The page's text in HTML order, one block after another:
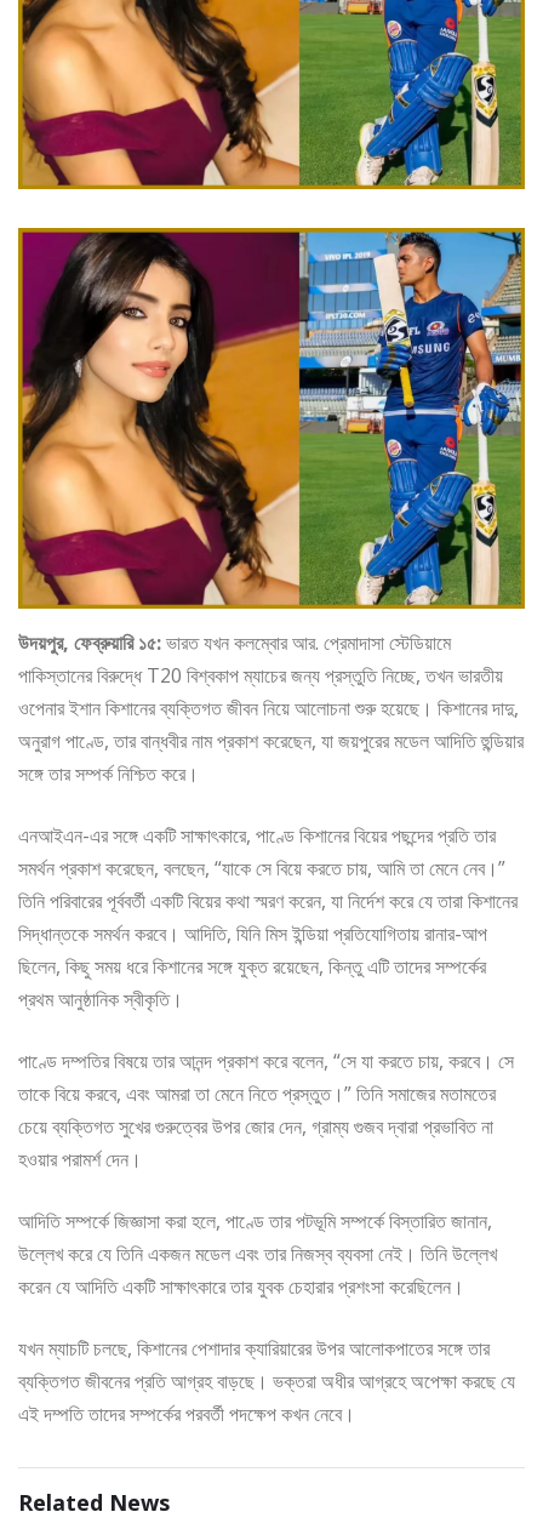
উদয়পুর, ফেব্রুয়ারি ১৫:ভারত যখন কলম্বোর আর. প্রেমাদাসা স্টেডিয়ামে
পাকিস্তানের বিরুদ্ধে T20 বিশ্বকাপ ম্যাচের জন্য প্রস্তুতি নিচ্ছে, তখন ভারতীয়
ওপেনার ইশান কিশানের ব্যক্তিগত জীবন নিয়ে আলোচনা শুরু হয়েছে। কিশানের দাদু,
অনুরাগ পাণ্ডে, তার বান্ধবীর নাম প্রকাশ করেছেন, যা জয়পুরের মডেল আদিতি হুন্ডিয়ার
সঙ্গে তার সম্পর্ক নিশ্চিত করে।
এনআইএন-এর সঙ্গে একটি সাক্ষাৎকারে, পাণ্ডে কিশানের বিয়ের পছন্দের প্রতি তার
সমর্থন প্রকাশ করেছেন, বলছেন, “যাকে সে বিয়ে করতে চায়, আমি তা মেনে নেব।”
তিনি পরিবারের পূর্ববর্তী একটি বিয়ের কথা স্মরণ করেন, যা নির্দেশ করে যে তারা কিশানের
সিদ্ধান্তকে সমর্থন করবে। আদিতি, যিনি মিস ইন্ডিয়া প্রতিযোগিতায় রানার-আপ
ছিলেন, কিছু সময় ধরে কিশানের সঙ্গে যুক্ত রয়েছেন, কিন্তু এটি তাদের সম্পর্কের
প্রথম আনুষ্ঠানিক স্বীকৃতি।
পাণ্ডে দম্পতির বিষয়ে তার আনন্দ প্রকাশ করে বলেন, “সে যা করতে চায়, করবে। সে
তাকে বিয়ে করবে, এবং আমরা তা মেনে নিতে প্রস্তুত।” তিনি সমাজের মতামতের
চেয়ে ব্যক্তিগত সুখের গুরুত্বের উপর জোর দেন, গ্রাম্য গুজব দ্বারা প্রভাবিত না
হওয়ার পরামর্শ দেন।
আদিতি সম্পর্কে জিজ্ঞাসা করা হলে, পাণ্ডে তার পটভূমি সম্পর্কে বিস্তারিত জানান,
উল্লেখ করে যে তিনি একজন মডেল এবং তার নিজস্ব ব্যবসা নেই। তিনি উল্লেখ
করেন যে আদিতি একটি সাক্ষাৎকারে তার যুবক চেহারার প্রশংসা করেছিলেন।
যখন ম্যাচটি চলছে, কিশানের পেশাদার ক্যারিয়ারের উপর আলোকপাতের সঙ্গে তার
ব্যক্তিগত জীবনের প্রতি আগ্রহ বাড়ছে। ভক্তরা অধীর আগ্রহে অপেক্ষা করছে যে
এই দম্পতি তাদের সম্পর্কের পরবর্তী পদক্ষেপ কখন নেবে।
Related News